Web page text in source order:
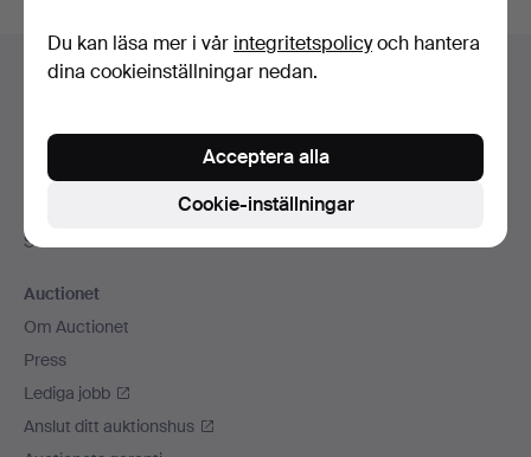
Sidfotsnavigation
Hjälp och kontakt
Alla auktionshus
Betalningsalternativ
Sociala medier
Auctionet
Om Auctionet
Press
Lediga jobb
Anslut ditt auktionshus
Du kan läsa mer i vår integritetspolicyoch hantera
dina cookieinställningar nedan.
Cookie-inställningar
Acceptera alla